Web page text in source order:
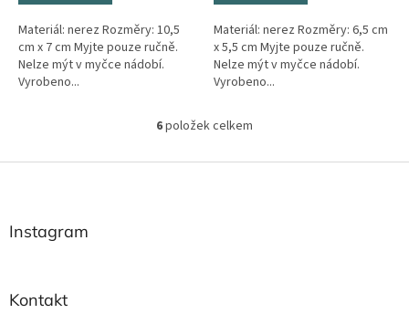
Materiál: nerez Rozměry: 10,5
cm x 7 cm Myjte pouze ručně.
Nelze mýt v myčce nádobí.
Vyrobeno...
Materiál: nerez Rozměry: 6,5 cm
x 5,5 cm Myjte pouze ručně.
Nelze mýt v myčce nádobí.
Vyrobeno...
O
l
6položek celkem
Z
Instagram
Kontakt